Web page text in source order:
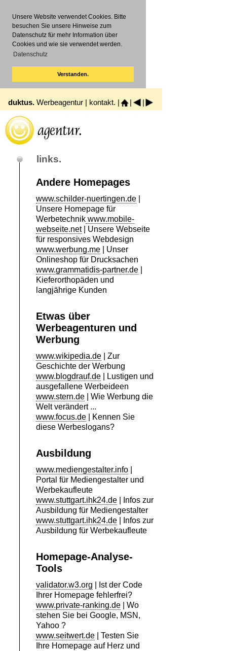
Unsere Website verwendet Cookies. Bitte
besuchen Sie unsere Hinweise zum
Datenschutz für mehr Information über
Cookies und wie sie verwendet werden.
Datenschutz
Verstanden.
duktus. Werbeagentur | kontakt. | | |
links.
Andere Homepages
www.schilder-nuertingen.de
Unsere Homepage für
Werbetechnik www.mobile-
webseite.net| Unsere Webseite
für responsives Webdesign
www.werbung.me | Unser
Onlineshop für Drucksachen
www.grammatidis-partner.de
Kieferorthopäden und
langjährige Kunden
Etwas über
Werbeagenturen und
Werbung
www.wikipedia.de | Zur
Geschichte der Werbung
www.blogdrauf.de | Lustigen und
ausgefallene Werbeideen
www.stern.de | Wie Werbung die
Welt verändert ...
www.focus.de | Kennen Sie
diese Werbeslogans?
Ausbildung
www.mediengestalter.info
Portal für Mediengestalter und
Werbekaufleute
www.stuttgart.ihk24.de | Infos zur
Ausbildung für Mediengestalter
www.stuttgart.ihk24.de | Infos zur
Ausbildung für Werbekaufleute
Homepage-Analyse-
Tools
validator.w3.org | Ist der Code
Ihrer Homepage fehlerfrei?
www.private-ranking.de | Wo
stehen Sie bei Google, MSN,
Yahoo ?
www.seitwert.de | Testen Sie
Ihre Homepage auf Herz und